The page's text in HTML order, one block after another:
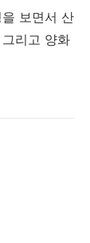
보면서 산
리고 양화